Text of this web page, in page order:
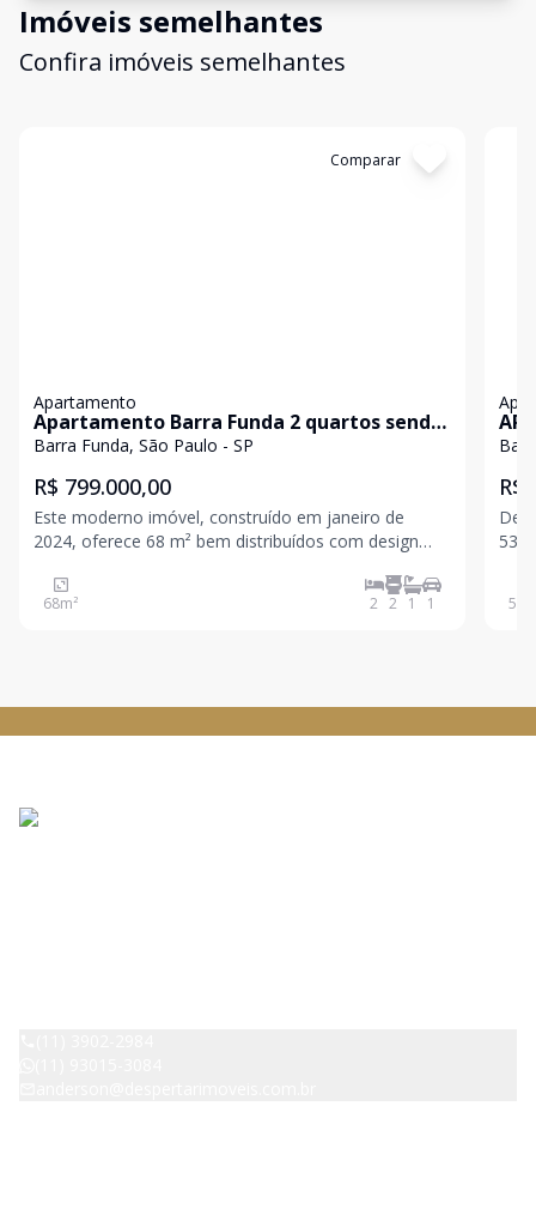
Imóveis semelhantes
Confira imóveis semelhantes
Comparar
Apartamento
Apartamento Barra Funda 2 quartos sendo
1 suíte (reversível 3 quarto), varanda
Barra Funda, São Paulo - SP
R$ 799.000,00
Este moderno imóvel, construído em janeiro de
2024, oferece 68 m² bem distribuídos com design
conforto e conveniência. ? Diferenciais do imóvel: 2
amplos quartos (planta reversível para 3 dormitórios)
68m² 2 2 1 1
R$
53